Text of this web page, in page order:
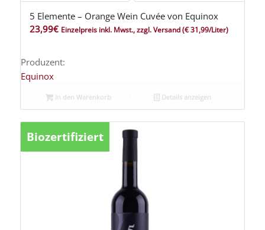
5.00
5 Elemente – Orange Wein Cuvée von Equinox
23,99€ Einzelpreis inkl. Mwst., zzgl. Versand(€ 31,99/Liter)
Produzent:
Equinox
In den Warenkorb Details anzeigen
Biozertifiziert